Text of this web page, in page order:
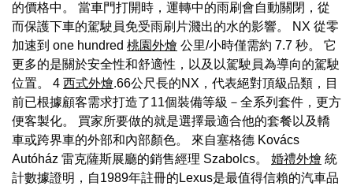
的價格中。 當車門打開時，運轉中的雨刷會自動關閉，從
而保護下車的駕駛員免受雨刷片濺出的水的影響。 NX 從零
加速到 one hundred 桃園外燴 公里/小時僅需約 7.7 秒。 它
更多的是關於安全性和舒適性，以及以駕駛員為導向的駕駛
位置。 4 西式外燴.66公尺長的NX，代表絕對頂級品類，目
前已根據顧客需求打造了11個裝備等級－全系列套件，更方
便客製化。 買家所要做的就是選擇最適合他的套餐以及轎
車或跨界車的外部和內部顏色。 來自塞格德 Kovács
Autóház 雷克薩斯展廳的銷售經理 Szabolcs。 婚禮外燴 統
計數據證明，自1989年註冊的Lexus是最值得信賴的汽車品